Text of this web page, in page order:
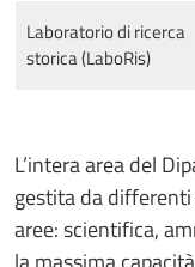
Laboratorio di ricerca
storica (LaboRis)
L’intera area del
gestita da
aree: scientifica,